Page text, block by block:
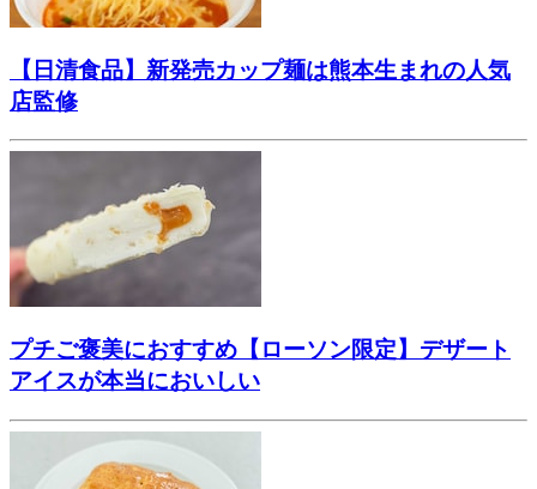
【日清食品】新発売カップ麺は熊本生まれの人気
店監修
プチご褒美におすすめ【ローソン限定】デザート
アイスが本当においしい